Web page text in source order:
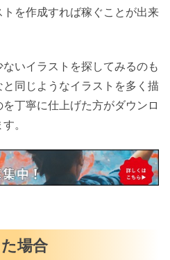
を作成すれば稼ぐことが出来
いイラストを探してみるのも
同じようなイラストを多く描
丁寧に仕上げた方がダウンロ
。
場合